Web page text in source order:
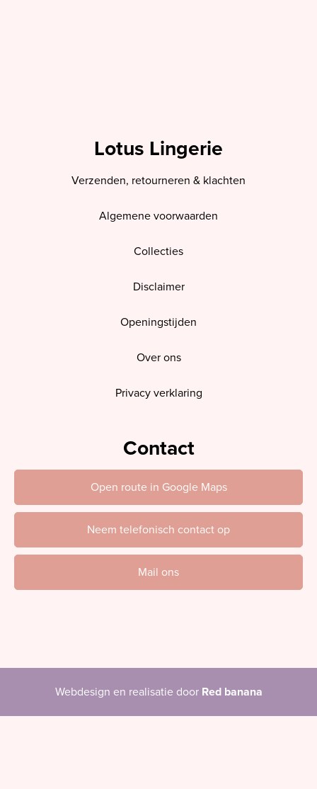
Lotus Lingerie
Verzenden, retourneren & klachten
Algemene voorwaarden
Collecties
Disclaimer
Openingstijden
Over ons
Privacy verklaring
Contact
Open route in Google Maps
Neem telefonisch contact op
Mail ons
Webdesign en realisatie door Red banana